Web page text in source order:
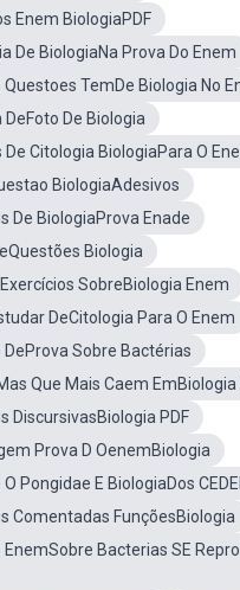
Enem BiologiaPDF
De BiologiaNa Prova Do Enem
TemDe Biologia No
DeFoto De Biologia
De Citologia BiologiaPara O
BiologiaAdesivos
De BiologiaProva Enade
Biologia
Exercícios SobreBiologia Enem
DeCitologia Para O Enem
Sobre Bactérias
Que Mais Caem EmBiologia
DiscursivasBiologia PDF
Prova D OenemBiologia
Pongidae E BiologiaDos
Comentadas FunçõesBiologia
EnemSobre Bacterias SE